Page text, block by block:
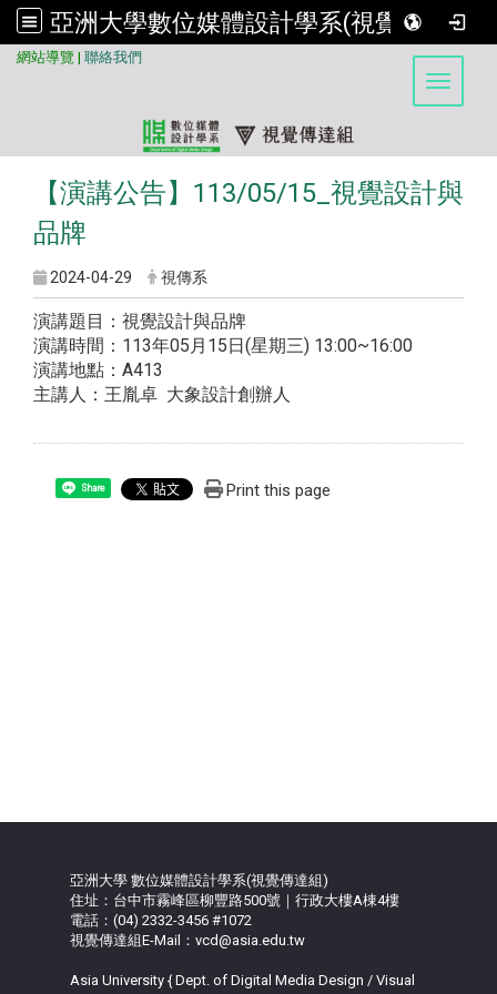
亞洲大學數位媒體設計學系(視覺傳達組)
網站導覽 | 聯絡我們
Toggle
【演講公告】113/05/15_視覺設計與
品牌
2024-04-29 視傳系
演講題目：視覺設計與品牌
演講時間：113年05月15日(星期三) 13:00~16:00
演講地點：A413
主講人：王胤卓 大象設計創辦人
Share Print this page
亞洲大學 數位媒體設計學系(視覺傳達組)
住址：台中市霧峰區柳豐路500號｜行政大樓A棟4樓
電話：(04) 2332-3456 #1072
視覺傳達組E-Mail：vcd@asia.edu.tw
Asia University { Dept. of Digital Media Design / Visual